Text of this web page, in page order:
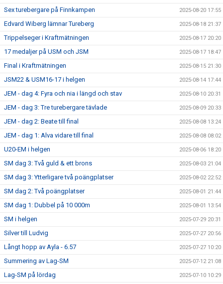
Sex turebergare på Finnkampen 2025-08-20 17:55
Edvard Wiberg lämnar Tureberg 2025-08-18 21:37
Trippelseger i Kraftmätningen 2025-08-17 20:20
17 medaljer på USM och JSM 2025-08-17 18:47
Final i Kraftmätningen 2025-08-15 21:30
JSM22 & USM16-17 i helgen 2025-08-14 17:44
JEM - dag 4: Fyra och nia i längd och stav 2025-08-10 20:31
JEM - dag 3: Tre turebergare tävlade 2025-08-09 20:33
JEM - dag 2: Beate till final 2025-08-08 13:24
JEM - dag 1: Alva vidare till final 2025-08-08 08:02
U20-EM i helgen 2025-08-06 18:20
SM dag 3: Två guld & ett brons 2025-08-03 21:04
SM dag 3: Ytterligare två poängplatser 2025-08-02 22:52
SM dag 2: Två poängplatser 2025-08-01 21:44
SM dag 1: Dubbel på 10 000m 2025-08-01 13:54
SM i helgen 2025-07-29 20:31
Silver till Ludvig 2025-07-27 20:56
Långt hopp av Ayla - 6.57 2025-07-27 10:20
Summering av Lag-SM 2025-07-12 21:08
Lag-SM på lördag 2025-07-10 10:29